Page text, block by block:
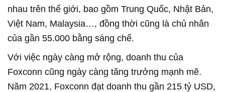
nhau trên thế giới, bao gồm Trung Quốc, Nhật Bản,
Việt Nam, Malaysia…, đồng thời cũng là chủ nhân
của gần 55.000 bằng sáng chế.
Với việc ngày càng mở rộng, doanh thu của
Foxconn cũng ngày càng tăng trưởng mạnh mẽ.
Năm 2021, Foxconn đạt doanh thu gần 215 tỷ USD,